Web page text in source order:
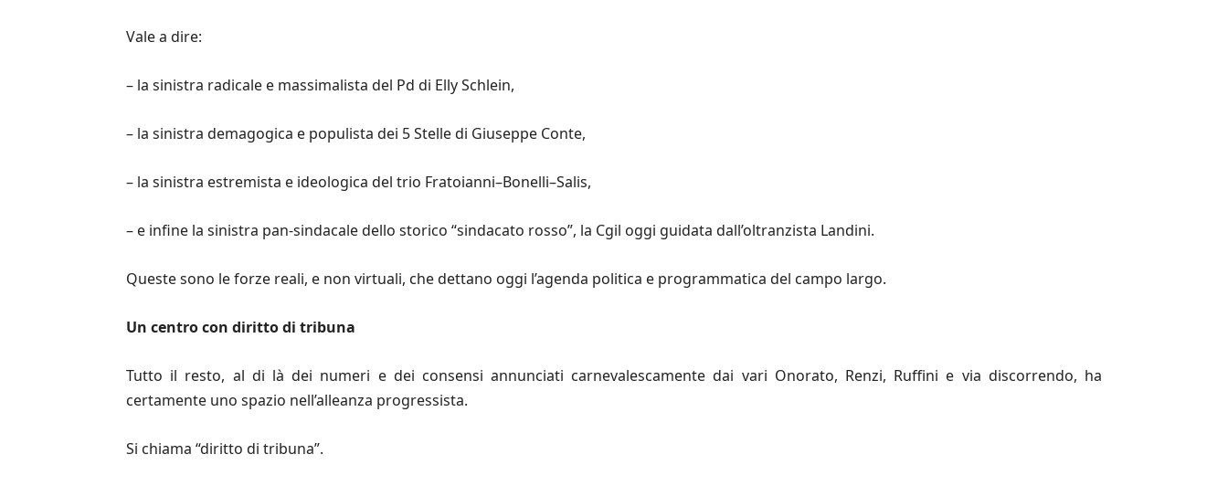
Vale a dire:
– la sinistra radicale e massimalista del Pd di Elly Schlein,
– la sinistra demagogica e populista dei 5 Stelle di Giuseppe Conte,
– la sinistra estremista e ideologica del trio Fratoianni–Bonelli–Salis,
– e infine la sinistra pan-sindacale dello storico “sindacato rosso”, la Cgil oggi guidata dall’oltranzista Landini.
Queste sono le forze reali, e non virtuali, che dettano oggi l’agenda politica e programmatica del campo largo.
Un centro con diritto di tribuna
Tutto il resto, al di là dei numeri e dei consensi annunciati carnevalescamente dai vari Onorato, Renzi, Ruffini e via discorrendo, ha
certamente uno spazio nell’alleanza progressista.
Si chiama “diritto di tribuna”.